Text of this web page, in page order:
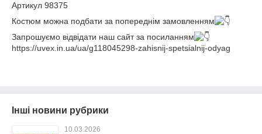
Артикул 98375
Костюм можна подбати за попереднім замовленням
Запрошуємо відвідати наш сайт за посиланням
https://uvex.in.ua/ua/g118045298-zahisnij-spetsialnij-odyag
Інші новини рубрики
10.03.2026